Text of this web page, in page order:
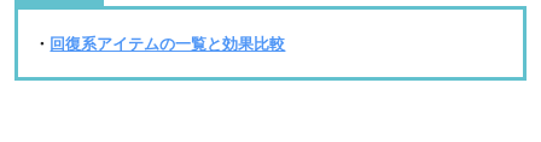
・ 回復系アイテムの一覧と効果比較